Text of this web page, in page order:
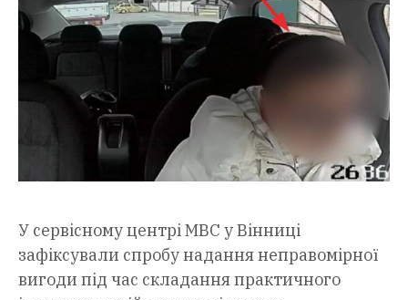
У сервісному центрі МВС у Вінниці
зафіксували спробу надання неправомірної
вигоди під час складання практичного